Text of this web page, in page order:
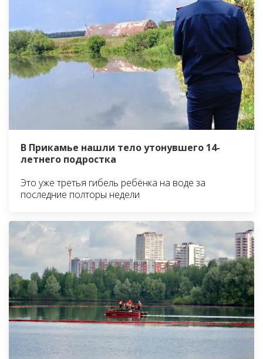
В Прикамье нашли тело утонувшего 14-
летнего подростка
Это уже третья гибель ребёнка на воде за
последние полторы недели